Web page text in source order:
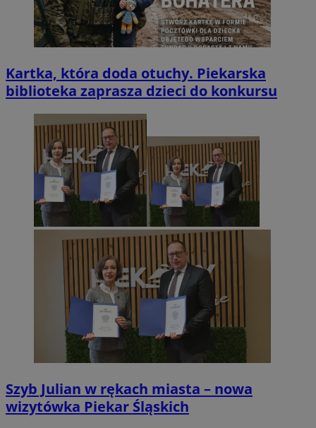
Kartka, która doda otuchy. Piekarska
biblioteka zaprasza dzieci do konkursu
Szyb Julian w rękach miasta – nowa
wizytówka Piekar Śląskich